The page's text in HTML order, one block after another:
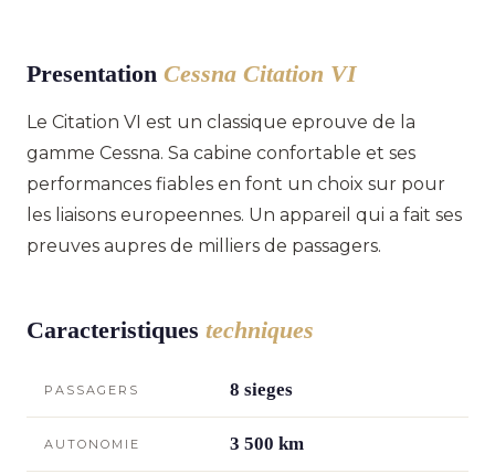
Presentation Cessna Citation VI
Le Citation VI est un classique eprouve de la
gamme Cessna. Sa cabine confortable et ses
performances fiables en font un choix sur pour
les liaisons europeennes. Un appareil qui a fait ses
preuves aupres de milliers de passagers.
Caracteristiques techniques
PASSAGERS 8 sieges
AUTONOMIE 3 500 km